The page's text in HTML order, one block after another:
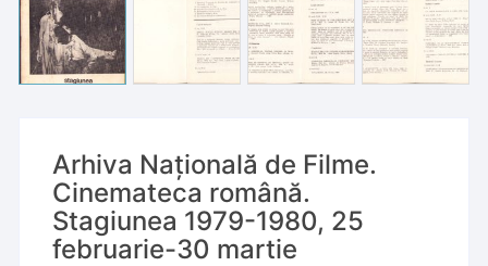
Arhiva Națională de Filme.
Cinemateca română.
Stagiunea 1979-1980, 25
februarie-30 martie